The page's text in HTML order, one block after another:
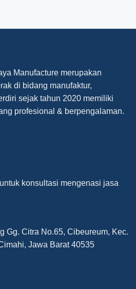
Manufacture merupakan
di bidang manufaktur,
sejak tahun 2020 memiliki
profesional & berpengalaman.
konsultasi mengenasi jasa
Gg. Citra No.65, Cibeureum, Kec.
Jawa Barat 40535